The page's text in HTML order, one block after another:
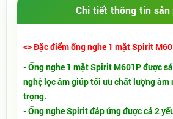
Chi tiết thông tin sản
<> Đặc điểm ống nghe 1 mặt Spirit
- Ống nghe 1 mặt Spirit M601P được
nghệ lọc âm giúp tối ưu chất lượng âm
trọng.
- Ống nghe Spirit đáp ứng được cả 2